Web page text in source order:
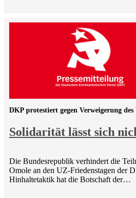
Solidarität lässt sich
DKP protestiert gegen Verweigerung
Die Bundesrepublik verhindert die
Omole an den UZ-Friedenstagen der
Hinhaltetaktik hat die Botschaft der…